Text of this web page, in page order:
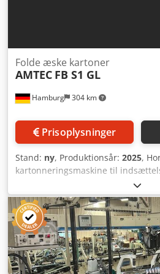
Hamburg 304 km
Folde æske kartoner
AMTEC FB S1 GL
Prisoplysninger
Stand: ny, Produktionsår: 2025,
kartonneringsmaskine til
foldeskåle, inklusiv hotmelt-
Egnet til en bred vifte af produkter
tuber, flasker/flasker, ampuller,
kosmetikdåser og
af produktet kan der indsættes et
indlægsseddel, f.eks. til
lignende. Den fuldautomatiske